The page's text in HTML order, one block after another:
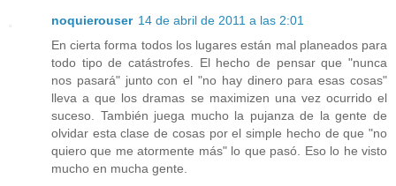
noquierouser 14 de abril de 2011 a las 2:01
En cierta forma todos los lugares están mal planeados para
todo tipo de catástrofes. El hecho de pensar que "nunca
nos pasará" junto con el "no hay dinero para esas cosas"
lleva a que los dramas se maximizen una vez ocurrido el
suceso. También juega mucho la pujanza de la gente de
olvidar esta clase de cosas por el simple hecho de que "no
quiero que me atormente más" lo que pasó. Eso lo he visto
mucho en mucha gente.